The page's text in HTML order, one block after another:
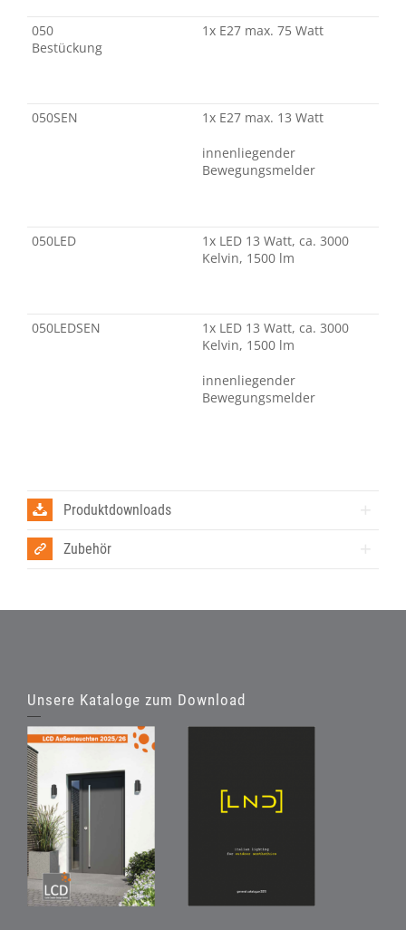
050
Bestückung
1x E27 max. 75 Watt
050SEN 1x E27 max. 13 Watt
innenliegender
Bewegungsmelder
050LED
1x LED 13 Watt, ca. 3000
Kelvin, 1500 lm
050LEDSEN
1x LED 13 Watt, ca. 3000
Kelvin, 1500 lm
innenliegender
Bewegungsmelder
Produktdownloads
Zubehör
Unsere Kataloge zum Download